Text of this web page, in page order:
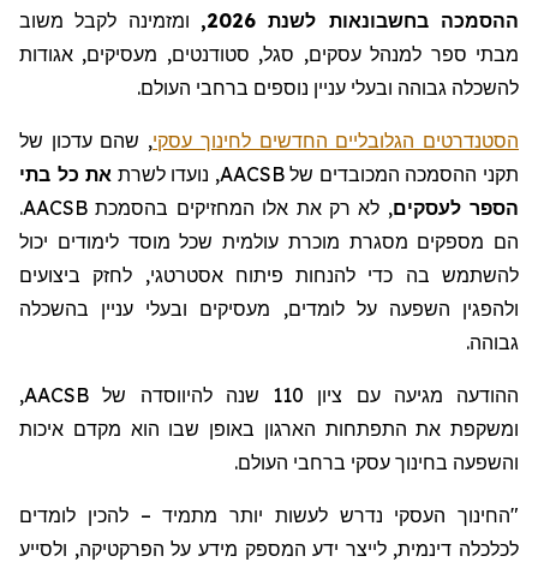
ההסמכהבחשבונאות לשנת 2026, ומזמינה לקבלמשוב
מבתי ספר למנהל עסקים, סגל, סטודנטים, מעסיקים, אגודות
להשכלה גבוהה ובעלי עניין נוספים ברחבי העולם.
הסטנדרטים הגלובליים החדשים לחינוך עסקי, שהם עדכון של
תקני ההסמכה המכובדים שלAACSB, נועדו לשרת את כל בתי
הספר לעסקים, לא רק את אלו המחזיקים בהסמכת AACSB
.
הם מספקים מסגרת מוכרת עולמית שכל מוסד לימודים יכול
להשתמש בה כדי להנחות פיתוח אסטרטגי, לחזק ביצועים
ולהפגין השפעה על לומדים, מעסיקים ובעלי עניין בהשכלה
גבוהה.
ההודעה מגיעה עם ציון 110 שנה להיווסד ה של AACSB
,
ומשקפת את התפתחות הארגון באופן שבו הוא מקדם איכות
והשפעה בחינוך עסקי ברחבי העולם.
"החינוך העסקי נדרש לעשות יותר מתמיד– להכין לומדים
לכלכלה דינמית, לייצר ידע המספק מידע על הפרקטיקה, ולסייע